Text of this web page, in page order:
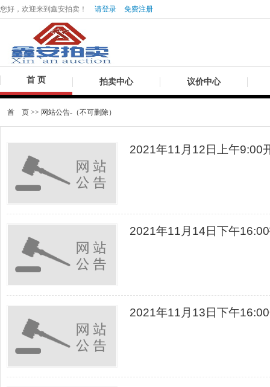
您好，欢迎来到鑫安拍卖！ 请登录 免费注册
首 页 拍卖中心 议价中心
首 页 >> 网站公告-（不可删除）
2021年11月12日上午9:00
2021年11月14日下午
2021年11月13日下午